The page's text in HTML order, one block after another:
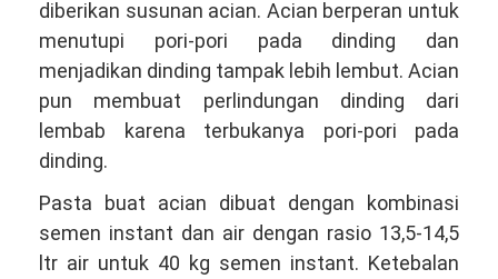
diberikan susunan acian. Acian berperan untuk
menutupi pori-pori pada dinding dan
menjadikan dinding tampak lebih lembut. Acian
pun membuat perlindungan dinding dari
lembab karena terbukanya pori-pori pada
dinding.
Pasta buat acian dibuat dengan kombinasi
semen instant dan air dengan rasio 13,5-14,5
ltr air untuk 40 kg semen instant. Ketebalan